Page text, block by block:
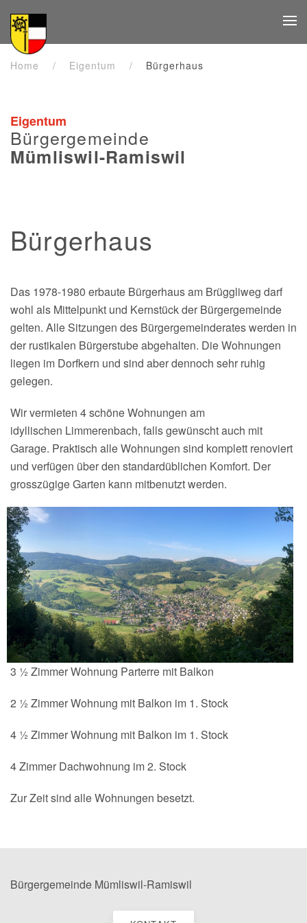
Zum Hauptinhalt springen
Home Eigentum Bürgerhaus
Eigentum
Bürgergemeinde
Mümliswil-Ramiswil
Bürgerhaus
Das 1978-1980 erbaute Bürgerhaus am Brüggliweg darf
wohl als Mittelpunkt und Kernstück der Bürgergemeinde
gelten. Alle Sitzungen des Bürgergemeinderates werden in
der rustikalen Bürgerstube abgehalten. Die Wohnungen
liegen im Dorfkern und sind aber dennoch sehr ruhig
gelegen.
Wir vermieten 4 schöne Wohnungen am
idyllischen Limmerenbach, falls gewünscht auch mit
Garage. Praktisch alle Wohnungen sind komplett renoviert
und verfügen über den standardüblichen Komfort. Der
grosszügige Garten kann mitbenutzt werden.
3 ½ Zimmer Wohnung Parterre mit Balkon
2 ½ Zimmer Wohnung mit Balkon im 1. Stock
4 ½ Zimmer Wohnung mit Balkon im 1. Stock
4 Zimmer Dachwohnung im 2. Stock
Zur Zeit sind alle Wohnungen besetzt.
Bürgergemeinde Mümliswil-Ramiswil